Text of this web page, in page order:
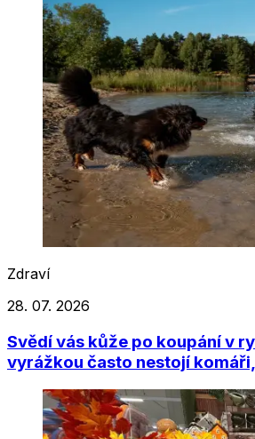
Zdraví
28. 07. 2026
Svědí vás kůže po koupání v
vyrážkou často nestojí